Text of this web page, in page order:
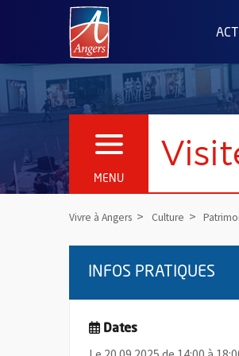
Angers.fr : Retour à
MENU
OUVRIR LE MENU
Vivre à Angers Culture
INFOS PRATIQUES
Dates